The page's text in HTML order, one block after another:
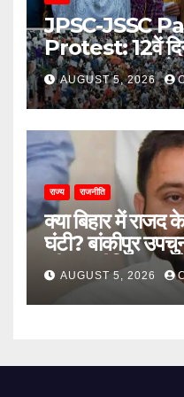
JPSC-JSSC
Protest: 12वें
अब भूख हड़ताल से
की तैयारी
AUGUST 5, 2026
राज्य राजनीति
क्या बिहार में
घंटी? बांकीपुर
की राजनीति पर
AUGUST 5, 2026